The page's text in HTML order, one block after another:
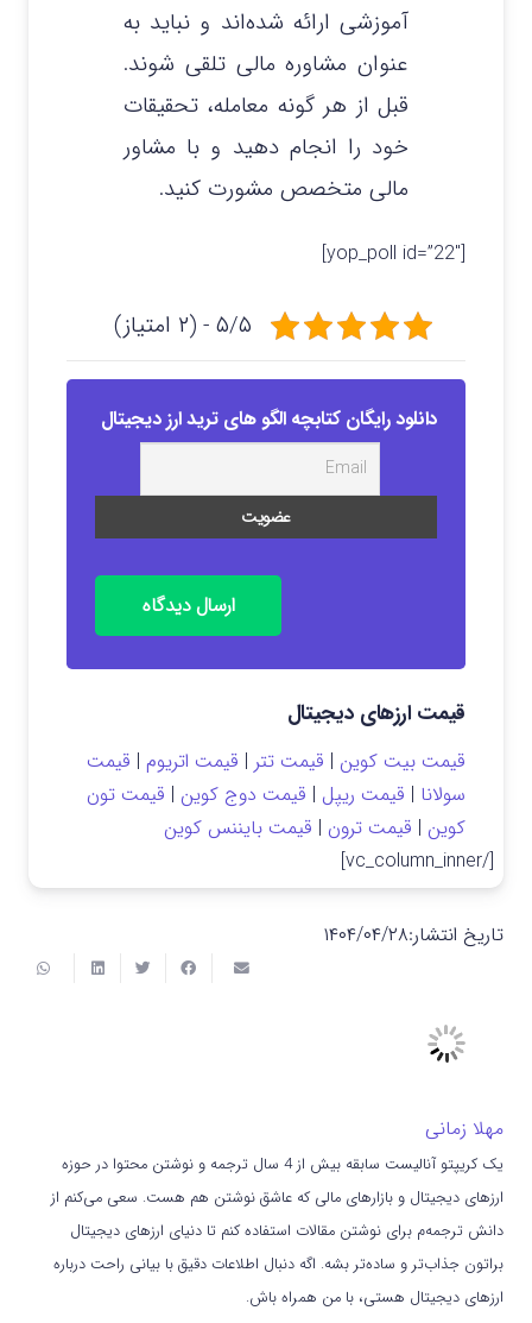
آموزشی ارائه شده‌اند و نباید به
عنوان مشاوره مالی تلقی شوند.
قبل از هر گونه معامله، تحقیقات
خود را انجام دهید و با مشاور
مالی متخصص مشورت کنید.
[yop_poll id=”22″]
۵/۵ - (۲ امتیاز)
دانلود رایگان کتابچه الگو های ترید ارز دیجیتال
ارسال دیدگاه
قیمت ارزهای دیجیتال
قیمت بیت کوین | قیمت تتر | قیمت اتریوم | قیمت
سولانا | قیمت ریپل | قیمت دوج کوین | قیمت تون
کوین | قیمت ترون | قیمت بایننس کوین
[/vc_column_inner]
تاریخ انتشار:۱۴۰۴/۰۴/۲۸
مهلا زمانی
یک کریپتو آنالیست سابقه بیش از 4 سال ترجمه و نوشتن محتوا در حوزه
ارزهای دیجیتال و بازارهای مالی که عاشق نوشتن هم هست. سعی می‌کنم از
دانش ترجمه‌م برای نوشتن مقالات استفاده کنم تا دنیای ارزهای دیجیتال
براتون جذاب‌تر و ساده‌تر بشه. اگه دنبال اطلاعات دقیق با بیانی راحت درباره
ارزهای دیجیتال هستی، با من همراه باش.